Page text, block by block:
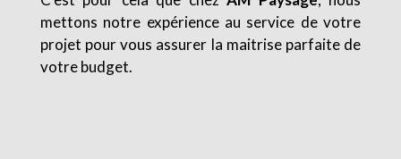
mettons notre expérience au service de votre
projet pour vous assurer la maitrise parfaite de
votre budget.